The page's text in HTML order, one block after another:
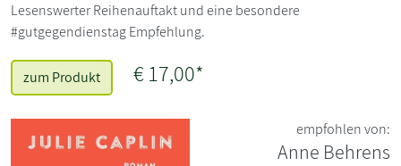
Lesenswerter Reihenauftakt und eine besondere
#gutgegendienstag Empfehlung.
zum Produkt € 17,00*
empfohlen von:
Anne Behrens